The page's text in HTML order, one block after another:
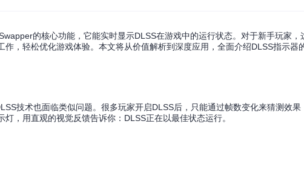
的核心功能，它能实时显示DLSS在游戏中的运行状态。对于新手玩家，
，轻松优化游戏体验。本文将从价值解析到深度应用，全面介绍DLSS指示器
技术也面临类似问题。很多玩家开启DLSS后，只能通过帧数变化来猜测效果
，用直观的视觉反馈告诉你：DLSS正在以最佳状态运行。